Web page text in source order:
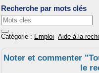
Recherche par mots clés
Catégorie : Emploi Aide à la
Noter et commenter
le